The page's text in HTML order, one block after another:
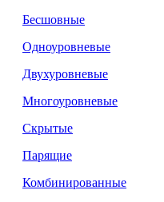
Бесшовные
Одноуровневые
Двухуровневые
Многоуровневые
Скрытые
Парящие
Комбинированные